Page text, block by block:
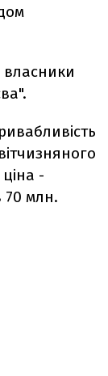
власники
-
70 млн.